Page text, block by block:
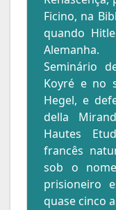
Ficino, na
quando
Seminário
Koyré e no
Hegel, e
della
Hautes
francês
sob o
prisioneiro
quase cinco